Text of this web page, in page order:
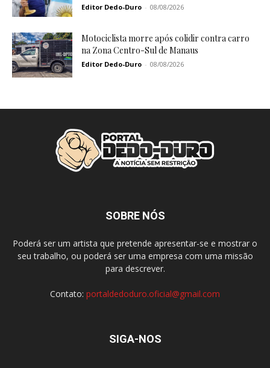
Editor Dedo-Duro - 08/08/2026
Motociclista morre após colidir contra carro
na Zona Centro-Sul de Manaus
Editor Dedo-Duro - 08/08/2026
SOBRE NÓS
Poderá ser um artista que pretende apresentar-se e mostrar o
seu trabalho, ou poderá ser uma empresa com uma missão
para descrever.
Contato: portaldedoduro.oficial@gmail.com
SIGA-NOS